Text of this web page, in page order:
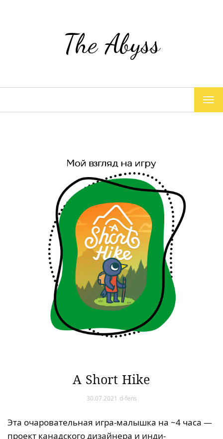
The Abyss
A Short Hike
30.07.2021 d-fens
Эта очаровательная игра-малышка на ~4 часа —
проект канадского дизайнера и инди-